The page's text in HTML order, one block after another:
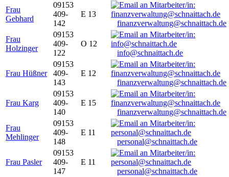
Frau
Gebhard
09153
409-
142
E 13
finanzverwaltung@schnaittach.de
Frau
Holzinger
09153
409-
122
O 12
info@schnaittach.de
Frau Hüßner
09153
409-
143
E 12
finanzverwaltung@schnaittach.de
Frau Karg
09153
409-
140
E 15
finanzverwaltung@schnaittach.de
Frau
Mehlinger
09153
409-
148
E 11
personal@schnaittach.de
Frau Pasler
09153
409-
147
E 11
personal@schnaittach.de